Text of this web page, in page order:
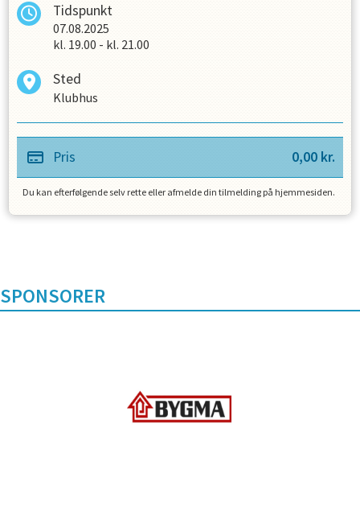
Tidspunkt
07.08.2025
kl. 19.00 - kl. 21.00
Sted
Klubhus
Pris 0,00 kr.
Du kan efterfølgende selv rette eller afmelde din tilmelding på hjemmesiden.
SPONSORER